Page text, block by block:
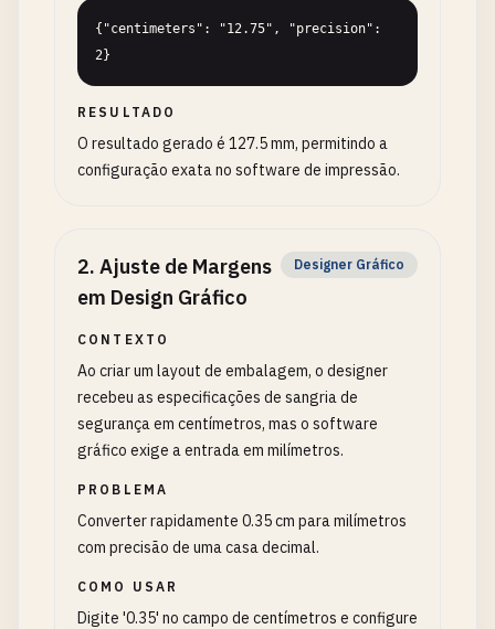
{"centimeters": "12.75", "precision":
2}
RESULTADO
O resultado gerado é 127.5 mm, permitindo a
configuração exata no software de impressão.
2. Ajuste de Margens
em Design Gráfico
Designer Gráfico
CONTEXTO
Ao criar um layout de embalagem, o designer
recebeu as especificações de sangria de
segurança em centímetros, mas o software
gráfico exige a entrada em milímetros.
PROBLEMA
Converter rapidamente 0.35 cm para milímetros
com precisão de uma casa decimal.
COMO USAR
Digite '0.35' no campo de centímetros e configure